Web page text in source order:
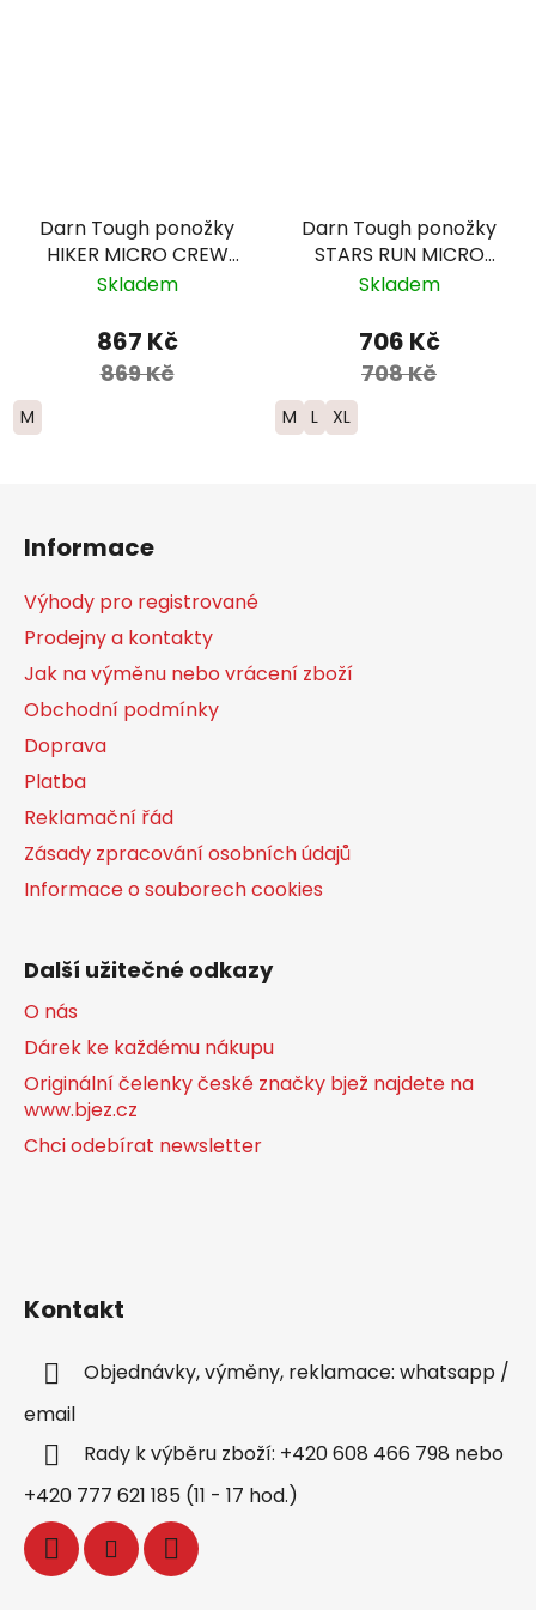
Darn Tough ponožky
HIKER MICRO CREW
Midweight Merino -
modrozelené
Skladem
867 Kč
869 Kč
M
Darn Tough ponožky
STARS RUN MICRO
CREW ULTRA
pánské
Skladem
706 Kč
708 Kč
M L XL
Informace
Výhody pro registrované
Prodejny a kontakty
Jak na výměnu nebo vrácení zboží
Obchodní podmínky
Doprava
Platba
Reklamační řád
Zásady zpracování osobních údajů
Informace o souborech cookies
Další užitečné odkazy
O nás
Dárek ke každému nákupu
Originální čelenky české značky bjež najdete na
www.bjez.cz
Chci odebírat newsletter
Kontakt
Objednávky, výměny, reklamace: whatsapp /
email
Rady k výběru zboží: +420 608 466 798 nebo
+420 777 621 185 (11 - 17 hod.)